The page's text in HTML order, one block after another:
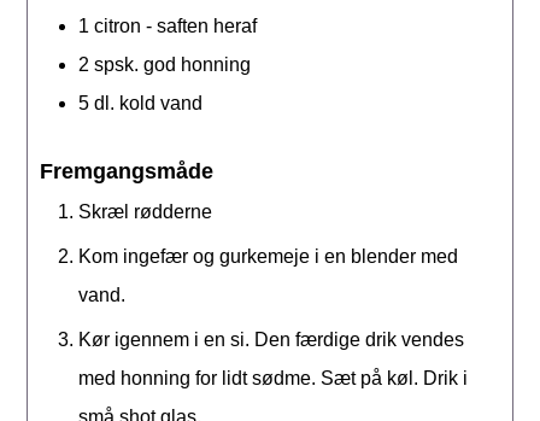
1 citron - saften heraf
2 spsk. god honning
5 dl. kold vand
Fremgangsmåde
Skræl rødderne
Kom ingefær og gurkemeje i en blender med
vand.
Kør igennem i en si. Den færdige drik vendes
med honning for lidt sødme. Sæt på køl. Drik i
små shot glas.